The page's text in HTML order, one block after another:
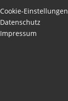
Cookie-Einstellungen
Datenschutz
Impressum